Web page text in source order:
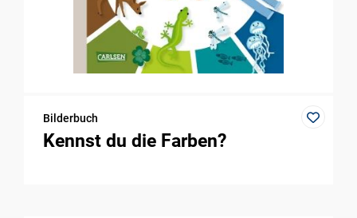
Bilderbuch
Kennst du die Farben?